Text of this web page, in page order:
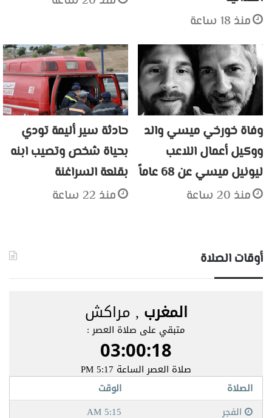
منذ 18 ساعة
وفاة خورخي ميسي والد
ووكيل أعمال اللاعب
ليونيل ميسي عن 68 عاماً
منذ 20 ساعة
حادثة سير أليمة تودي
بحياة شخص وتصيب ابنه
بقلعة السراغنة
منذ 22 ساعة
أوقات الصلاة